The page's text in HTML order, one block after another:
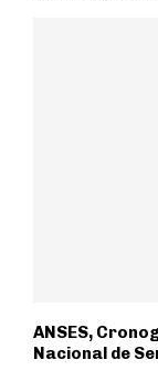
ANSES,
Nacional de